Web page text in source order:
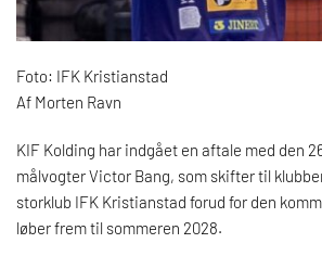
Foto: IFK Kristianstad
Af Morten Ravn
KIF Kolding har indgået en aftale med den
målvogter Victor Bang, som skifter til
storklub IFK Kristianstad forud for den
løber frem til sommeren 2028.